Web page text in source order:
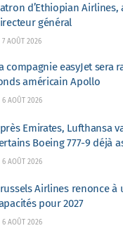
d’Ethiopian Airlines,
général
7 AOÛT 2026
compagnie easyJet sera
américain Apollo
6 AOÛT 2026
Emirates, Lufthansa
Boeing 777-9 déjà
6 AOÛT 2026
Airlines renonce à
pour 2027
6 AOÛT 2026